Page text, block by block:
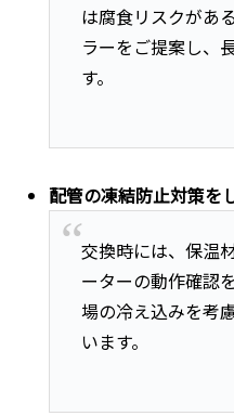
は腐食リスクがあ
ラーをご提案し、
す。
配管の凍結防止対策を
交換時には、保温
ーターの動作確認
場の冷え込みを考
います。